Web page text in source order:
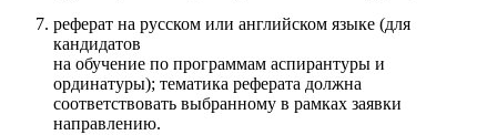
реферат на русском или английском языке (для
кандидатов
на обучение по программам аспирантуры и
ординатуры); тематика реферата должна
соответствовать выбранному в рамках заявки
направлению.